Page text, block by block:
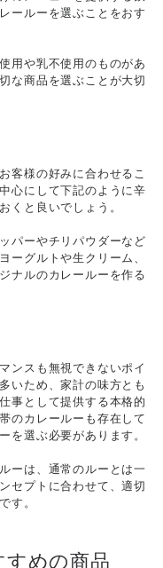
ールーを選ぶことをおす
用や乳不使用のものがあ
な商品を選ぶことが大切
客様の好みに合わせるこ
心にして下記のように辛
くと良いでしょう。
パーやチリパウダーなど
ーグルトや生クリーム、
ナルのカレールーを作る
ンスも無視できないポイ
いため、家計の味方とも
事として提供する本格的
のカレールーも存在して
を選ぶ必要があります。
ーは、通常のルーとは一
セプトに合わせて、適切
す。
めの商品